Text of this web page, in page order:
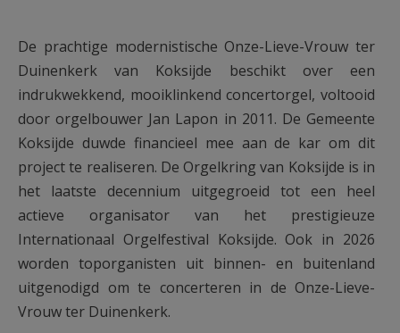
De prachtige modernistische Onze-Lieve-Vrouw ter
Duinenkerk van Koksijde beschikt over een
indrukwekkend, mooiklinkend concertorgel, voltooid
door orgelbouwer Jan Lapon in 2011. De Gemeente
Koksijde duwde financieel mee aan de kar om dit
project te realiseren. De Orgelkring van Koksijde is in
het laatste decennium uitgegroeid tot een heel
actieve organisator van het prestigieuze
Internationaal Orgelfestival Koksijde. Ook in 2026
worden toporganisten uit binnen- en buitenland
uitgenodigd om te concerteren in de Onze-Lieve-
Vrouw ter Duinenkerk.